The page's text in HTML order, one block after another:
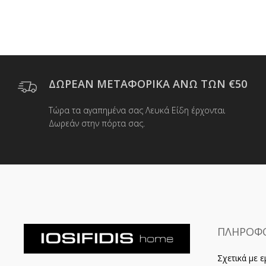
ΔΩΡΕΑΝ ΜΕΤΑΦΟΡΙΚΑ ΑΝΩ ΤΩΝ €50
Τώρα τα αγαπημένα σας Λευκά Είδη έρχονται
Δωρεάν στην πόρτα σας.
Σχετικά με